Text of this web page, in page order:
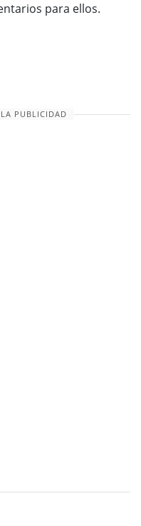
para ellos.
PUBLICIDAD